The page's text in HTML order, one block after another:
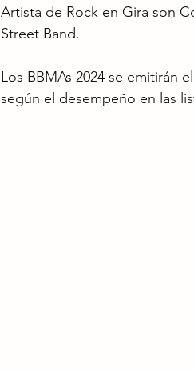
Artista de Rock en Gira son
Street Band.
Los BBMAs 2024 se emitirán
según el desempeño en las